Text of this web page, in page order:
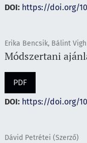
DOI: https://doi.org/
Erika Bencsik, Bálint
Módszertani
PDF
DOI: https://doi.org/
Dávid Petrétei (Szerző)